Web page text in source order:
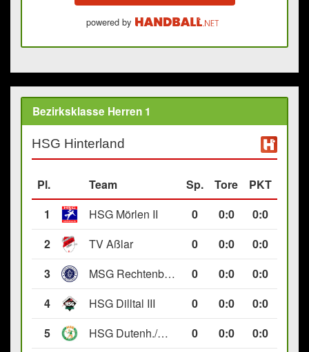
powered by
Bezirksklasse Herren 1
HSG Hinterland
Pl. Team Sp. Tore
PKT
1
HSG Mörlen II 0 0:0
0:0
2
TV Aßlar 0 0:0
0:0
3
MSG Rechtenbach/Wetzlar II 0 0:0
0:0
4
HSG Dilltal III 0 0:0
0:0
5
HSG Dutenh./Münchholzh. IV 0 0:0
0:0